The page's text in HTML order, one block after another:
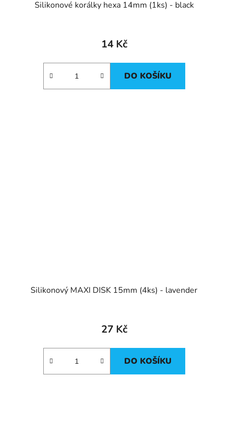
Silikonové korálky hexa 14mm (1ks) - black
14 Kč
DO KOŠÍKU
Silikonový MAXI DISK 15mm (4ks) - lavender
27 Kč
DO KOŠÍKU